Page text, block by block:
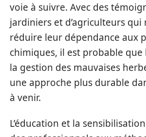
voie à suivre. Avec des
jardiniers et d’agriculteurs qui
réduire leur dépendance aux
chimiques, il est probable que
la gestion des mauvaises
une approche plus durable
à venir.
L’éducation et la